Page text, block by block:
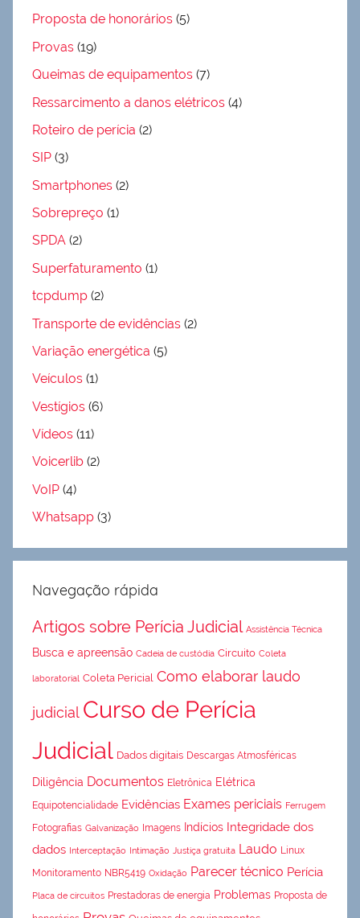
Proposta de honorários (5)
Provas (19)
Queimas de equipamentos (7)
Ressarcimento a danos elétricos (4)
Roteiro de perícia (2)
SIP (3)
Smartphones (2)
Sobrepreço (1)
SPDA (2)
Superfaturamento (1)
tcpdump (2)
Transporte de evidências (2)
Variação energética (5)
Veículos (1)
Vestígios (6)
Vídeos (11)
Voicerlib (2)
VoIP (4)
Whatsapp (3)
Navegação rápida
Artigos sobre Perícia Judicial Assistência Técnica
Busca e apreensão Cadeia de custódia Circuito Coleta
laboratorial Coleta Pericial Como elaborar laudo
judicial Curso de Perícia
Judicial Dados digitais Descargas Atmosféricas
Diligência Documentos Eletrônica Elétrica
Equipotencialidade Evidências Exames periciais Ferrugem
Fotografias Galvanização Imagens Indícios Integridade dos
dados Interceptação Intimação Justiça gratuita Laudo Linux
Monitoramento NBR5419 Oxidação Parecer técnico Perícia
Placa de circuitos Prestadoras de energia Problemas Proposta de